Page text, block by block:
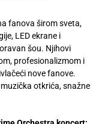
fanova širom sveta,
LED ekrane i
šou. Njihovi
profesionalizmom i
nove fanove.
otkrića, snažne